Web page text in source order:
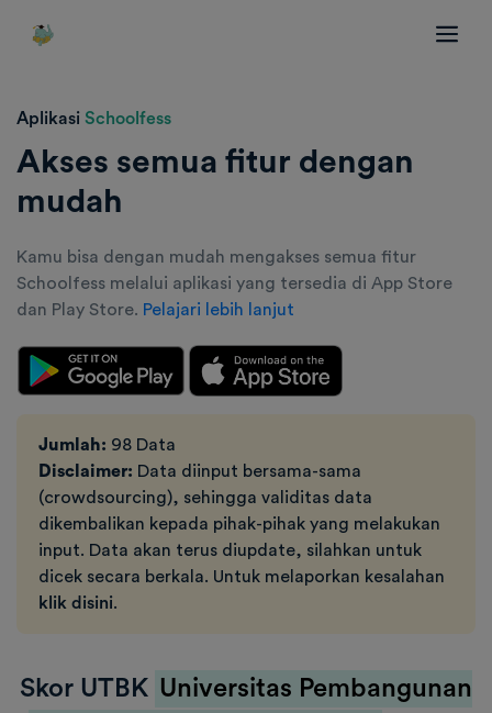
Aplikasi Schoolfess
Akses semua fitur dengan
mudah
Kamu bisa dengan mudah mengakses semua fitur
Schoolfess melalui aplikasi yang tersedia di App Store
dan Play Store. Pelajari lebih lanjut
Jumlah: 98 Data
Disclaimer: Data diinput bersama-sama
(crowdsourcing), sehingga validitas data
dikembalikan kepada pihak-pihak yang melakukan
input. Data akan terus diupdate, silahkan untuk
dicek secara berkala. Untuk melaporkan kesalahan
klik disini.
Skor UTBK Universitas Pembangunan